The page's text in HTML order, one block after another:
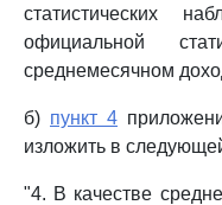
статистических
официальной
среднемесячном
б) пункт 4
изложить в
"4. В качестве